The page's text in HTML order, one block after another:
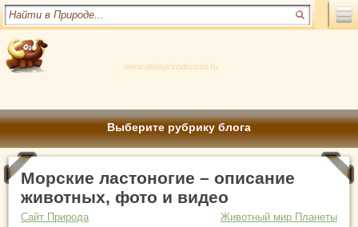
www.atlasprirodirossii.ru
Выберите рубрику блога
Морские ластоногие – описание
животных, фото и видео
Сайт Природа
Животный мир Планеты